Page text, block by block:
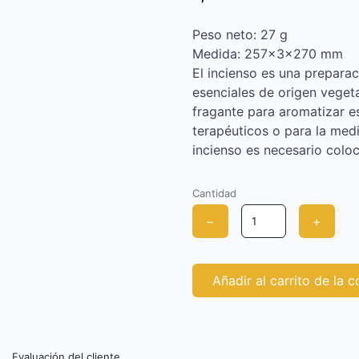
Peso neto: 27 g
Medida: 257x3x270 mm
El incienso es una
esenciales de origen
fragante para aromatizar
terapéuticos o para la
incienso es necesario
Cantidad
− +
Añadir al carrito de la